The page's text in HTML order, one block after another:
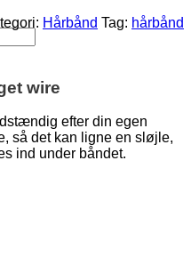
Hårbånd Tag: hårbånd
wire
efter din egen
så det kan ligne en sløjle,
ind under båndet.